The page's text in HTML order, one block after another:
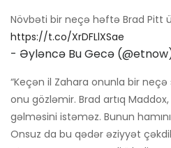
Növbəti bir neçə həftə Brad Pitt
https://t.co/XrDFLlXSae
- Əyləncə Bu Gecə
“Keçən il Zahara onunla bir
onu gözləmir. Brad artıq
gəlməsini istəməz. Bunun
Onsuz da bu qədər əziyyət